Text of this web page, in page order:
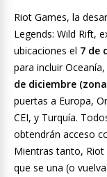
Riot Games, la
Legends: Wild Rift,
ubicaciones el 7 de
para incluir
de diciembre
puertas a Europa,
CEI, y Turquía.
obtendrán acceso
Mientras tanto,
que se una (o